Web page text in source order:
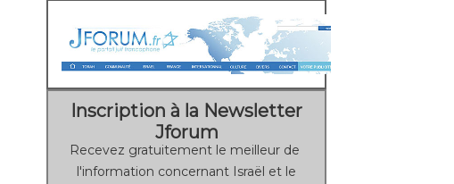
Inscription à la Newsletter
Jforum
Recevez gratuitement le meilleur de
l'information concernant Israël et le